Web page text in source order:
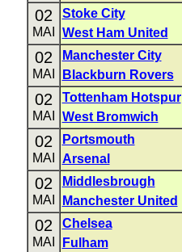
02
MAI
Stoke City
West Ham United
02
MAI
Manchester City
Blackburn Rovers
02
MAI
Tottenham Hotspur
West Bromwich
02
MAI
Portsmouth
Arsenal
02
MAI
Middlesbrough
Manchester United
02
MAI
Chelsea
Fulham